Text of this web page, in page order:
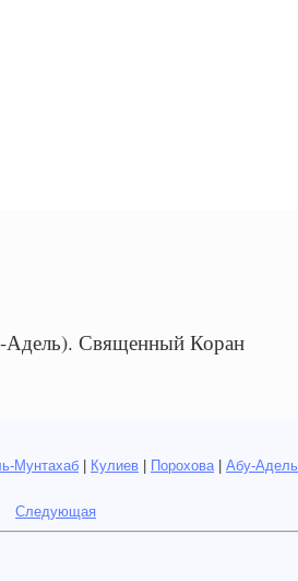
Адель). Священный Коран
Мунтахаб | Кулиев | Порохова | Абу-Адель
Следующая